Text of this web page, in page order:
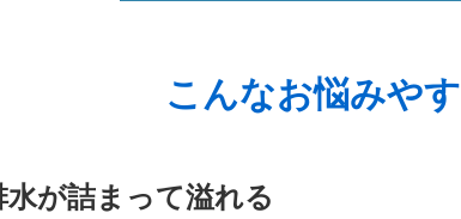
こんなお悩みや
水が詰まって溢れる